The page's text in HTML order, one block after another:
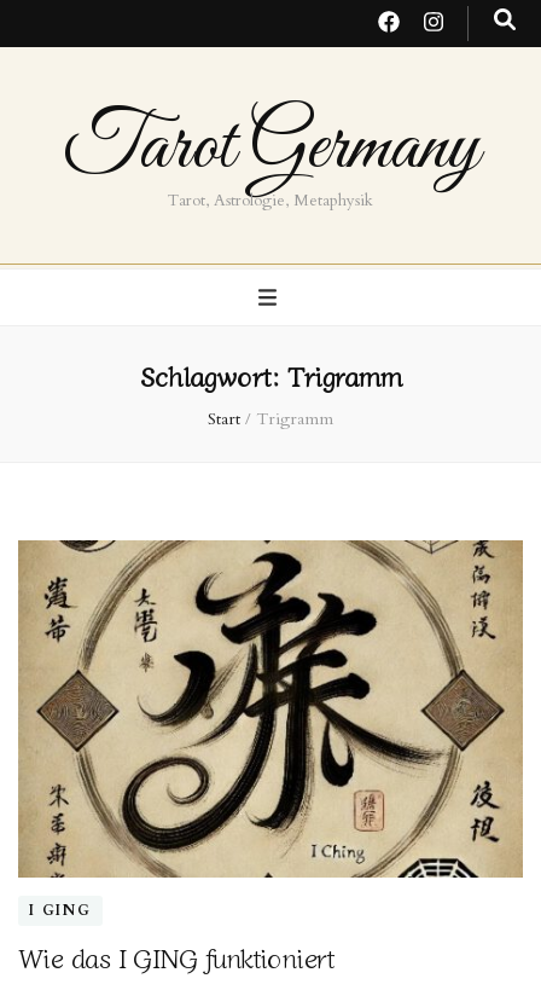
Tarot Germany
Tarot, Astrologie, Metaphysik
Schlagwort: Trigramm
Start / Trigramm
I GING
Wie das I GING funktioniert